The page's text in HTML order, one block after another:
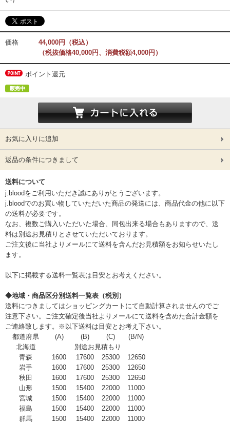
価格
44,000円（税込）
（税抜価格40,000円、消費税額4,000円）
ポイント還元
お気に入りに追加
返品の条件につきまして
送料について
j.bloodをご利用いただき誠にありがとうございます。
j.bloodでのお買い物していただいた商品の発送には、商品代金の他に以下
の送料が必要です。
なお、複数ご購入いただいた場合、同包出来る場合もありますので、送
料は別途お見積りとさせていただいております。
ご注文後に当社よりメールにて送料を含んだお見積額をお知らせいたし
ます。
以下に掲載する送料一覧表は目安とお考えください。
◆地域・商品区分別送料一覧表（税別）
送料につきましてはショッピングカートにて自動計算されませんのでご
注意下さい。ご注文確定後当社よりメールにて送料を含めた合計金額を
ご連絡致します。※以下送料は目安とお考え下さい。
都道府県
(A) (B) (C)
(B/N)
北海道
別途お見積もり
青森
1600 17600 25300
12650
岩手
1600 17600 25300
12650
秋田
1600 17600 25300
12650
山形
1500 15400 22000
11000
宮城
1500 15400 22000
11000
福島
1500 15400 22000
11000
群馬
1500 15400 22000
11000